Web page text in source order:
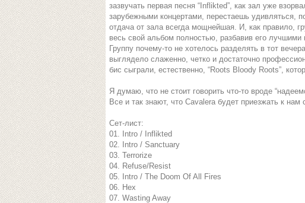
зазвучать первая песня “Inflikted”, как зал уже
зарубежными концертами, перестаешь удивляться,
отдача от зала всегда мощнейшая. И, как правило,
весь свой альбом полностью, разбавив его
Группу почему-то не хотелось разделять в тот
выглядело слаженно, четко и достаточно
бис сыграли, естественно, “Roots Bloody Roots”,
Я думаю, что не стоит говорить что-то вроде
Все и так знают, что Cavalera будет приезжать к
Сет-лист:
01. Intro / Inflikted
02. Intro / Sanctuary
03. Terrorize
04. Refuse/Resist
05. Intro / The Doom Of All Fires
06. Hex
07. Wasting Away